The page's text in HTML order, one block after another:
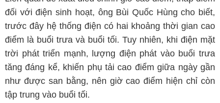
đối với điện sinh hoạt, ông Bùi Quốc Hùng cho biết,
trước đây hệ thống điện có hai khoảng thời gian cao
điểm là buổi trưa và buổi tối. Tuy nhiên, khi điện mặt
trời phát triển mạnh, lượng điện phát vào buổi trưa
tăng đáng kể, khiến phụ tải cao điểm giữa ngày gần
như được san bằng, nên giờ cao điểm hiện chỉ còn
tập trung vào buổi tối.